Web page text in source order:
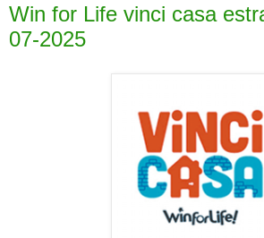
Win for Life vinci casa
07-2025